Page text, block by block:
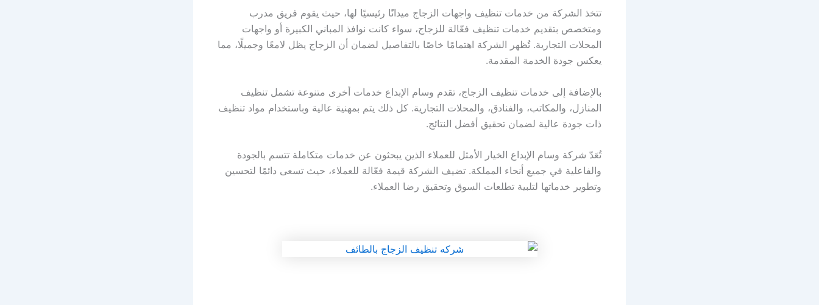
تتخذ الشركة من خدمات تنظيف واجهات الزجاج ميدانًا رئيسيًا لها، حيث يقوم فريق مدرب
ومتخصص بتقديم خدمات تنظيف فعّالة للزجاج، سواء كانت نوافذ المباني الكبيرة أو واجهات
المحلات التجارية. تُظهر الشركة اهتمامًا خاصًا بالتفاصيل لضمان أن الزجاج يظل لامعًا وجميلًا، مما
يعكس جودة الخدمة المقدمة.
بالإضافة إلى خدمات تنظيف الزجاج، تقدم وسام الإبداع خدمات أخرى متنوعة تشمل تنظيف
المنازل، والمكاتب، والفنادق، والمحلات التجارية. كل ذلك يتم بمهنية عالية وباستخدام مواد تنظيف
ذات جودة عالية لضمان تحقيق أفضل النتائج.
تُعَدّ شركة وسام الإبداع الخيار الأمثل للعملاء الذين يبحثون عن خدمات متكاملة تتسم بالجودة
والفاعلية في جميع أنحاء المملكة. تضيف الشركة قيمة فعّالة للعملاء، حيث تسعى دائمًا لتحسين
وتطوير خدماتها لتلبية تطلعات السوق وتحقيق رضا العملاء.